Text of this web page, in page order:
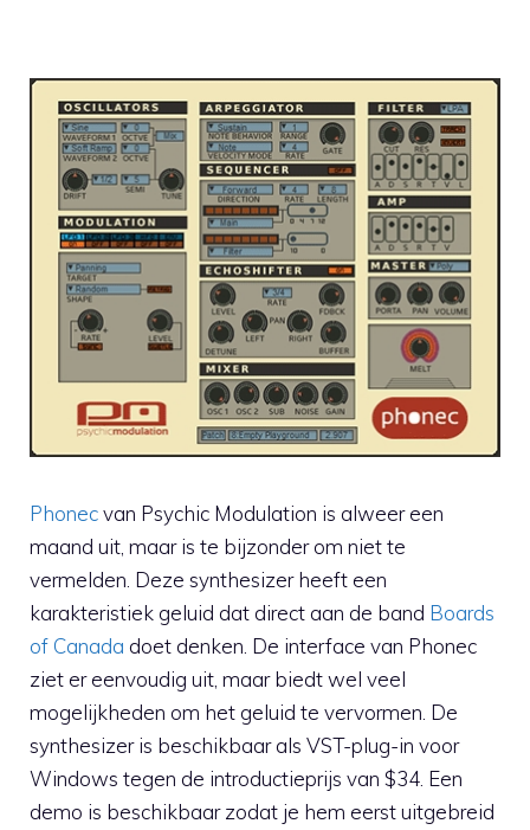
Phonecvan Psychic Modulation is alweer een
maand uit, maar is te bijzonder om niet te
vermelden. Deze synthesizer heeft een
karakteristiek geluid dat direct aan de band Boards
of Canada doet denken. De interface van Phonec
ziet er eenvoudig uit, maar biedt wel veel
mogelijkheden om het geluid te vervormen. De
synthesizer is beschikbaar als VST-plug-in voor
Windows tegen de introductieprijs van $34. Een
demo is beschikbaar zodat je hem eerst uitgebreid